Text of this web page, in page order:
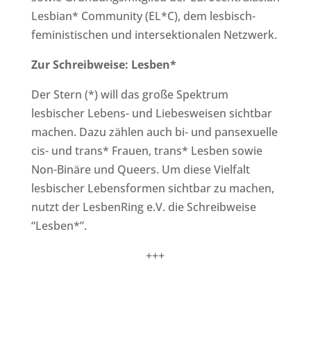
Lesbian* Community (EL*C), dem lesbisch-
feministischen und intersektionalen Netzwerk.
Zur Schreibweise: Lesben*
Der Stern (*) will das große Spektrum
lesbischer Lebens- und Liebesweisen sichtbar
machen. Dazu zählen auch bi- und pansexuelle
cis- und trans* Frauen, trans* Lesben sowie
Non-Binäre und Queers. Um diese Vielfalt
lesbischer Lebensformen sichtbar zu machen,
nutzt der LesbenRing e.V. die Schreibweise
“Lesben*”.
+++